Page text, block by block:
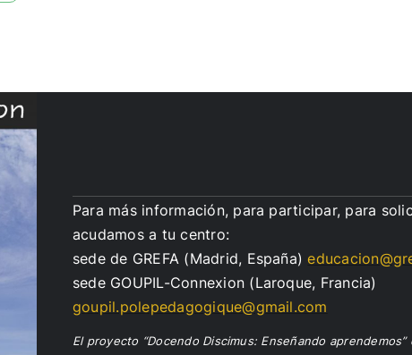
Para más información, para participar, para
acudamos a tu centro:
sede de GREFA (Madrid, España)
sede GOUPIL-Connexion (Laroque, Francia)
goupil.polepedagogique@gmail.com
El proyecto “Docendo Discimus: Enseñando